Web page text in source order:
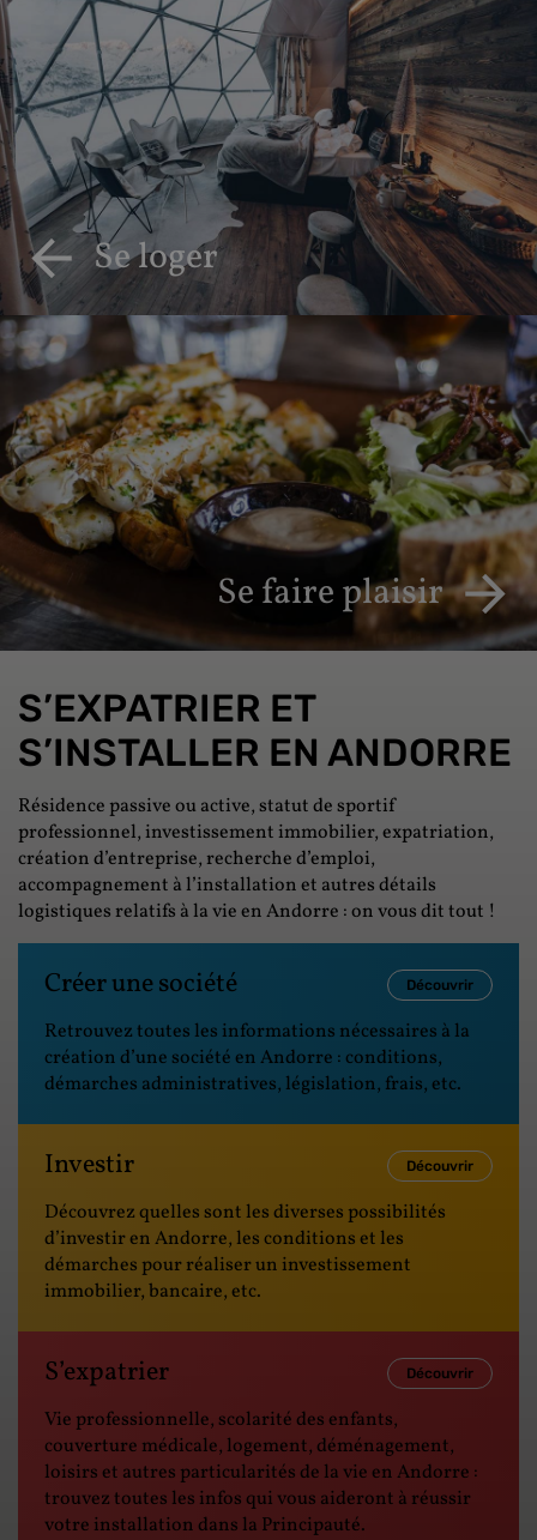
Se loger
Se faire plaisir
S’EXPATRIER ET
S’INSTALLER EN ANDORRE
Résidence passive ou active, statut de sportif
professionnel, investissement immobilier, expatriation,
création d’entreprise, recherche d’emploi,
accompagnement à l’installation et autres détails
logistiques relatifs à la vie en Andorre : on vous dit tout !
Créer une société Découvrir
Retrouvez toutes les informations nécessaires à la
création d’une société en Andorre : conditions,
démarches administratives, législation, frais, etc.
Investir Découvrir
Découvrez quelles sont les diverses possibilités
d’investir en Andorre, les conditions et les
démarches pour réaliser un investissement
immobilier, bancaire, etc.
S’expatrier Découvrir
Vie professionnelle, scolarité des enfants,
couverture médicale, logement, déménagement,
loisirs et autres particularités de la vie en Andorre :
trouvez toutes les infos qui vous aideront à réussir
votre installation dans la Principauté.